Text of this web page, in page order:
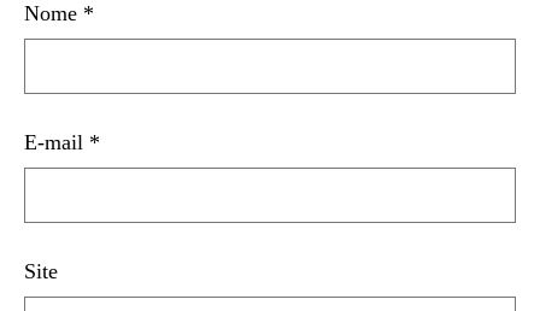
Nome *
E-mail *
Site